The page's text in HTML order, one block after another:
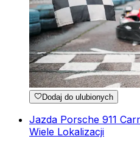
Dodaj do ulubionych
Jazda Porsche 911
Wiele Lokalizacji